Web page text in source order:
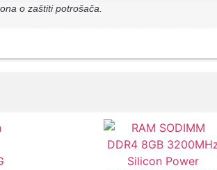
o zaštiti potrošača.